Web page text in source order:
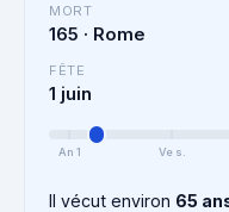
MORT
165 · Rome
FÊTE
1 juin
An 1 Ve s.
Il vécut environ 65